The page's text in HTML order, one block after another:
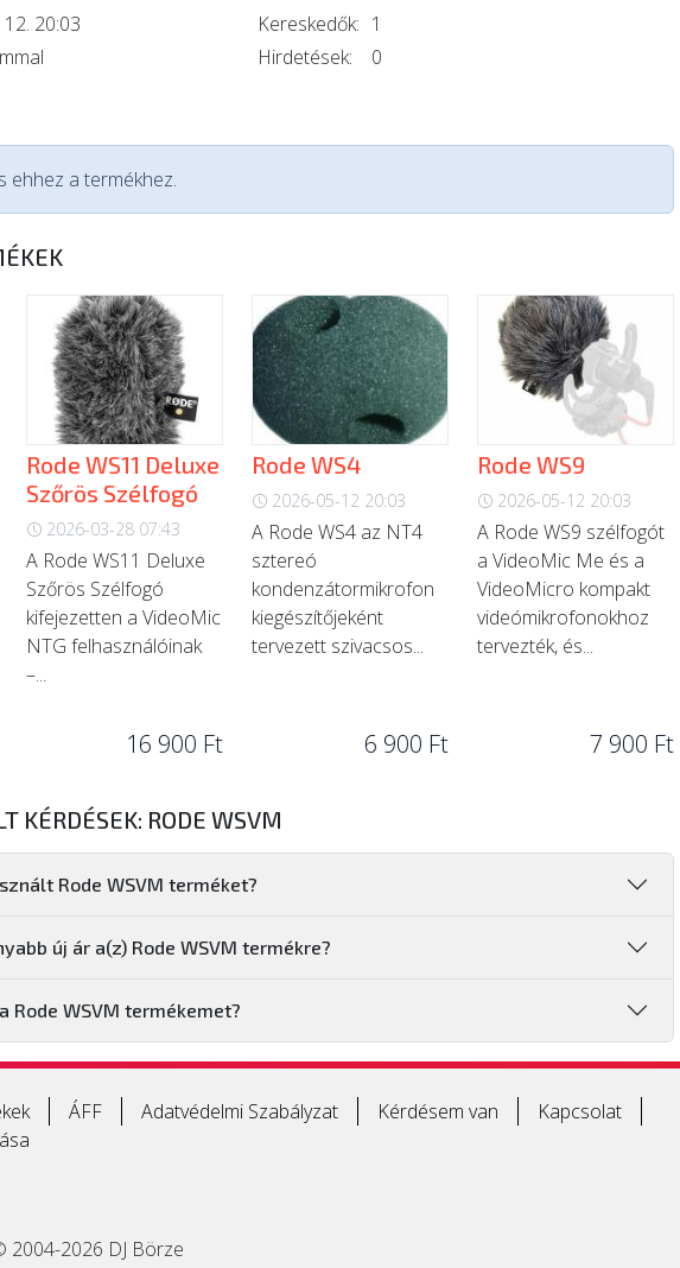
20:03
Kereskedők: 1
Hirdetések:
0
ehhez a termékhez.
Rode WS11 Deluxe
Szőrös Szélfogó
2026-03-28 07:43
A Rode WS11 Deluxe
Szőrös Szélfogó
kifejezetten a VideoMic
NTG felhasználóinak
–...
16 900 Ft
Rode WS4
2026-05-12 20:03
A Rode WS4 az NT4
sztereó
kondenzátormikrofon
kiegészítőjeként
tervezett szivacsos...
6 900 Ft
Rode WS9
2026-05-12 20:03
A Rode WS9 szélfogót
a VideoMic Me és a
VideoMicro kompakt
videómikrofonokhoz
tervezték, és...
7 900 Ft
KÉRDÉSEK: RODE WSVM
Rode WSVM terméket?
új ár a(z) Rode WSVM termékre?
Rode WSVM termékemet?
ÁFF Adatvédelmi Szabályzat Kérdésem van
Kapcsolat
2026 DJ Börze